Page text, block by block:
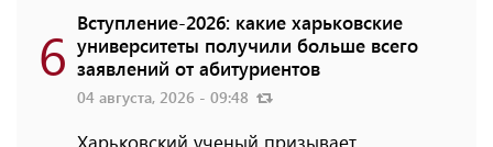
6 Вступление-2026: какие харьковские
университеты получили больше всего
заявлений от абитуриентов
04 августа, 2026 - 09:48
Харьковский ученый призывает